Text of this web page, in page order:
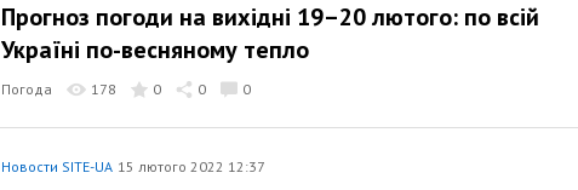
Прогноз погоди на вихідні 19–20 лютого: по всій
Україні по-весняному тепло
Погода 178 0 0 0
Новости SITE-UA 15 лютого 2022 12:37